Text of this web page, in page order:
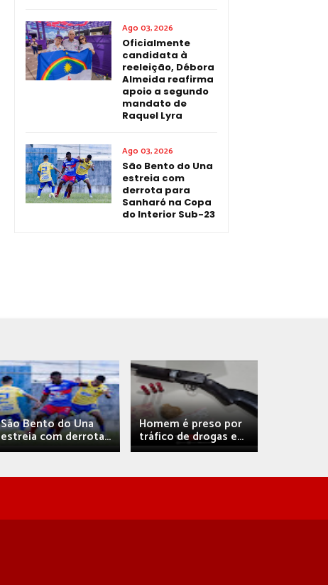
Ago 03, 2026
Oficialmente
candidata à
reeleição, Débora
Almeida reafirma
apoio a segundo
mandato de
Raquel Lyra
Ago 03, 2026
São Bento do Una
estreia com
derrota para
Sanharó na Copa
do Interior Sub-23
São Bento do Una
estreia com derrota...
Homem é preso por
tráfico de drogas e...